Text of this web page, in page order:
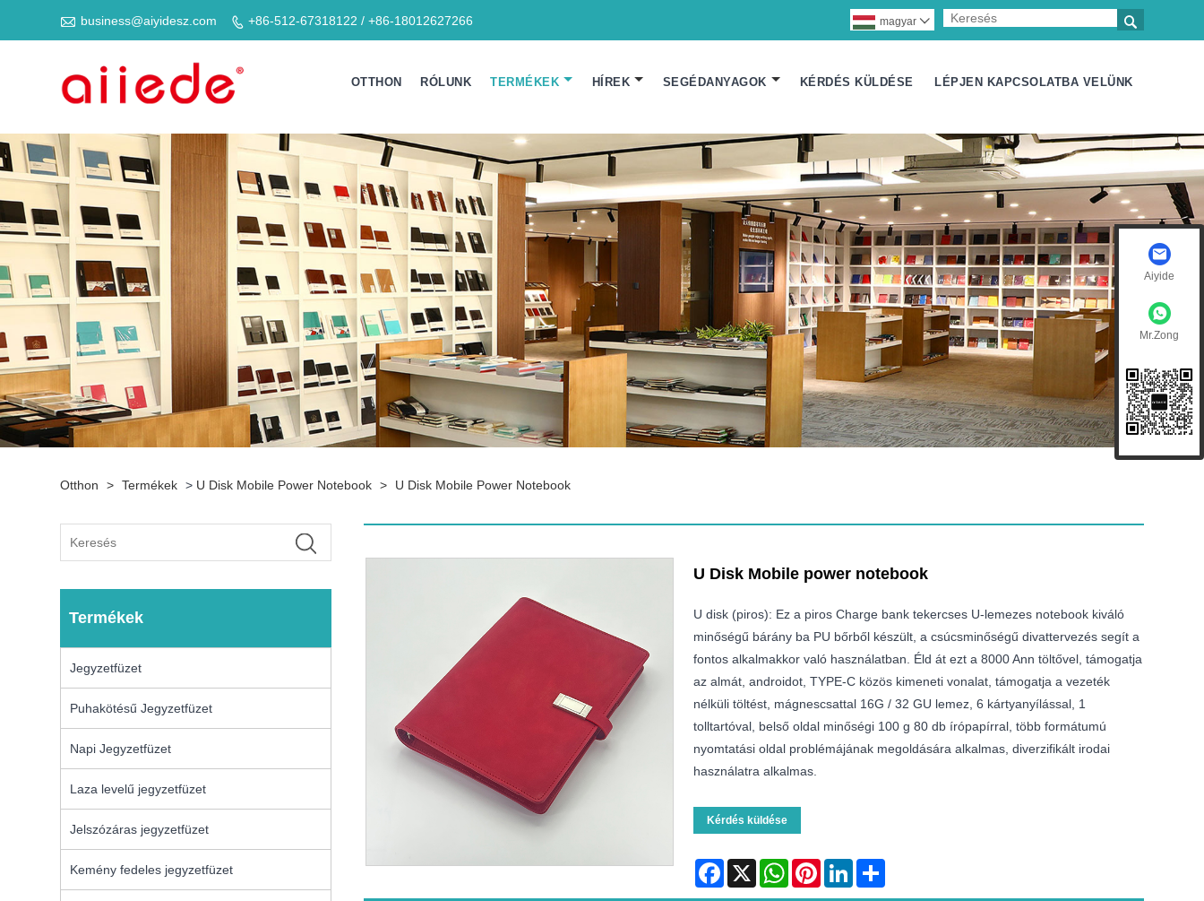
 business@aiyidesz.com  +86-512-67318122 / +86-18012627266 
magyar 
OTTHON RÓLUNK TERMÉKEK HÍREK SEGÉDANYAGOK KÉRDÉS KÜLDÉSE LÉPJEN KAPCSOLATBA VELÜNK
Otthon > Termékek > U Disk Mobile Power Notebook > U Disk Mobile Power Notebook
Termékek
Jegyzetfüzet
Puhakötésű Jegyzetfüzet
Napi Jegyzetfüzet
Laza levelű jegyzetfüzet
Jelszózáras jegyzetfüzet
Kemény fedeles jegyzetfüzet
U Disk Mobile power notebook
U disk (piros): Ez a piros Charge bank tekercses U-lemezes notebook kiváló
minőségű bárány ba PU bőrből készült, a csúcsminőségű divattervezés segít a
fontos alkalmakkor való használatban. Éld át ezt a 8000 Ann töltővel, támogatja
az almát, androidot, TYPE-C közös kimeneti vonalat, támogatja a vezeték
nélküli töltést, mágnescsattal 16G / 32 GU lemez, 6 kártyanyílással, 1
tolltartóval, belső oldal minőségi 100 g 80 db írópapírral, több formátumú
nyomtatási oldal problémájának megoldására alkalmas, diverzifikált irodai
használatra alkalmas.
Kérdés küldése
Facebook
X WhatsAppPinterestLinkedInShare
Aiyide
Mr.Zong